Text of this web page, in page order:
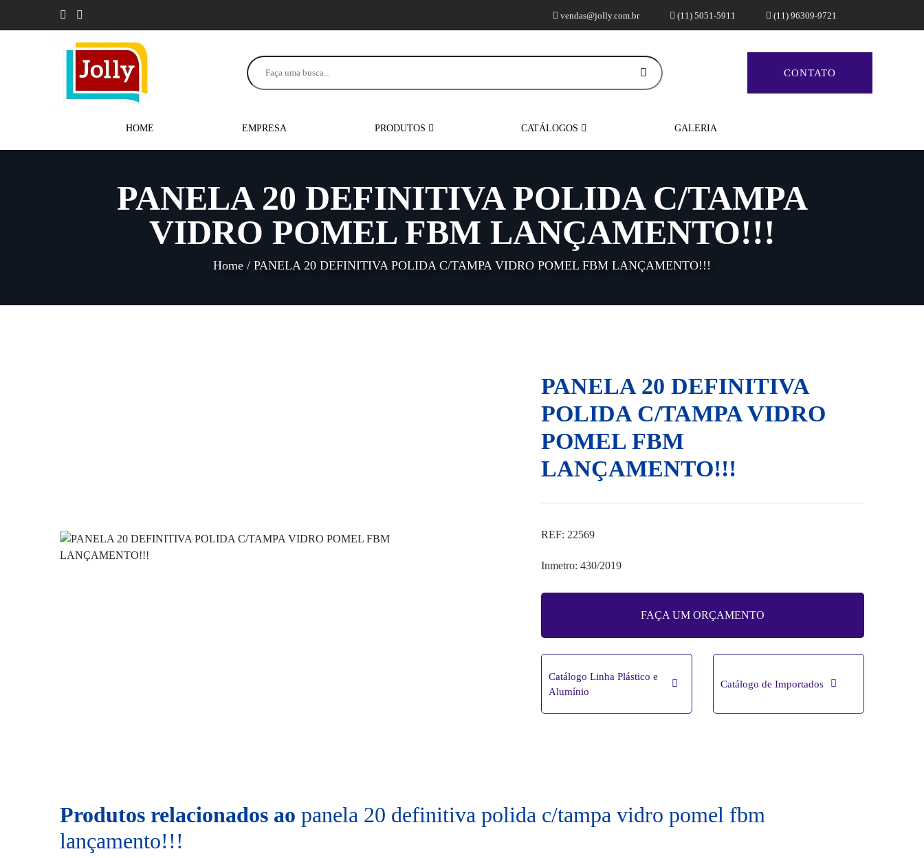
vendas@jolly.com.br (11) 5051-5911 (11) 96309-9721
CONTATO
HOME EMPRESA PRODUTOS CATÁLOGOS GALERIA
PANELA 20 DEFINITIVA POLIDA C/TAMPA
VIDRO POMEL FBM LANÇAMENTO!!!
Home / PANELA 20 DEFINITIVA POLIDA C/TAMPA VIDRO POMEL FBM LANÇAMENTO!!!
PANELA 20 DEFINITIVA
POLIDA C/TAMPA VIDRO
POMEL FBM
LANÇAMENTO!!!
REF: 22569
Inmetro: 430/2019
FAÇA UM ORÇAMENTO
Catálogo Linha Plástico e
Alumínio
Catálogo de Importados
Produtos relacionados ao panela 20 definitiva polida c/tampa vidro pomel fbm
lançamento!!!